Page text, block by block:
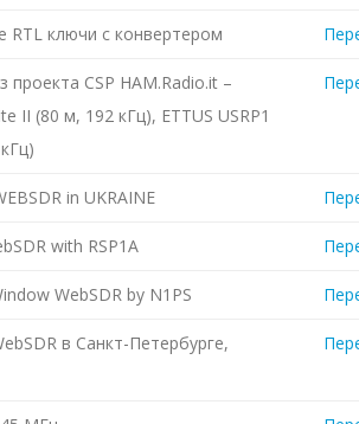
RTL ключи с конвертером
проекта CSP HAM.Radio.it –
II (80 м, 192 кГц), ETTUS USRP1
in UKRAINE
with RSP1A
WebSDR by N1PS
в Санкт-Петербурге,